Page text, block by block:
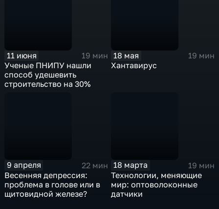
11 июня
19 мин
Ученые ПНИПУ нашли
способ удешевить
строительство на 30%
18 мая
19 мин
Хантавирус
9 апреля
22 мин
Весенняя депрессия:
проблема в голове или в
щитовидной железе?
18 марта
19 мин
Технологии, меняющие
мир: оптоволоконные
датчики